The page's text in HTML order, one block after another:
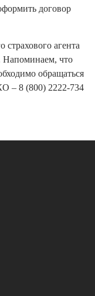
договор
агента
что
обращаться
– 8 (800) 2222-734